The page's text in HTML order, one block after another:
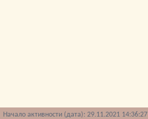
Начало активности (дата): 29.11.2021 14:36:27